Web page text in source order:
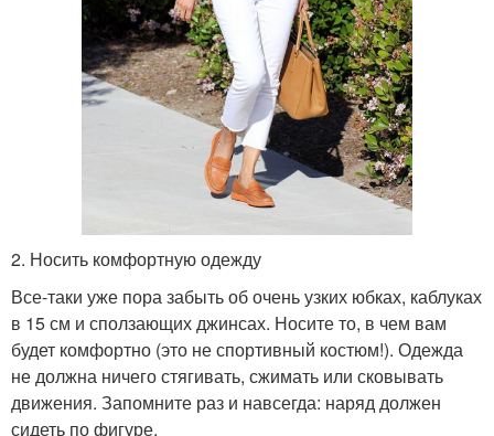
2. Носить комфортную одежду
Все-таки уже пора забыть об очень узких юбках, каблуках
в 15 см и сползающих джинсах. Носите то, в чем вам
будет комфортно (это не спортивный костюм!). Одежда
не должна ничего стягивать, сжимать или сковывать
движения. Запомните раз и навсегда: наряд должен
сидеть по фигуре.